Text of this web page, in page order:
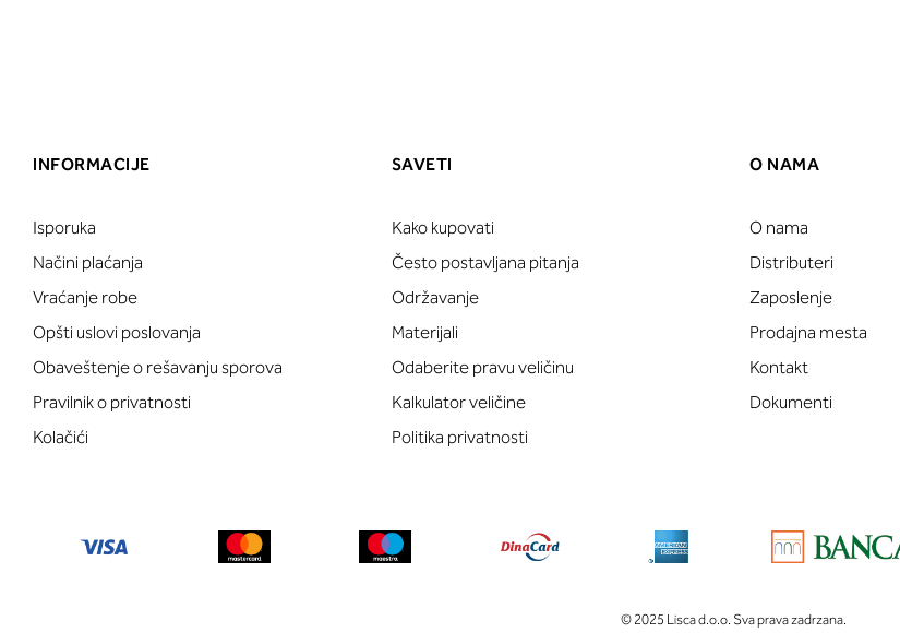
INFORMACIJE
Isporuka
Načini plaćanja
Vraćanje robe
Opšti uslovi poslovanja
Obaveštenje o rešavanju sporova
Pravilnik o privatnosti
Kolačići
SAVETI
Kako kupovati
Često postavljana pitanja
Održavanje
Materijali
Odaberite pravu veličinu
Kalkulator veličine
Politika privatnosti
O NAMA
O nama
Distributeri
Zaposlenje
Prodajna mesta
Kontakt
Dokumenti
© 2025 Lisca d.o.o. Sva prava zadrzana.